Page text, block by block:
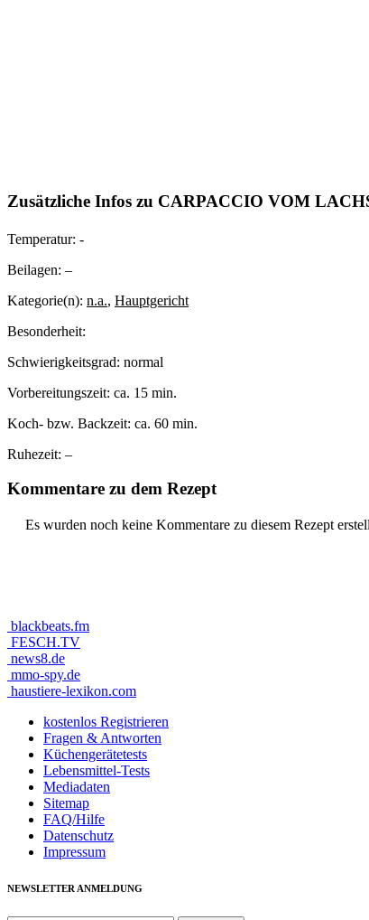
Zusätzliche Infos zu CARPACCIO VOM
Temperatur: -
Beilagen: –
Kategorie(n): n.a., Hauptgericht
Besonderheit:
Schwierigkeitsgrad: normal
Vorbereitungszeit: ca. 15 min.
Koch- bzw. Backzeit: ca. 60 min.
Ruhezeit: –
Kommentare zu dem Rezept
Es wurden noch keine Kommentare zu diesem Rezept
blackbeats.fm
FESCH.TV
news8.de
mmo-spy.de
haustiere-lexikon.com
kostenlos Registrieren
Fragen & Antworten
Küchengerätetests
Lebensmittel-Tests
Mediadaten
Sitemap
FAQ/Hilfe
Datenschutz
Impressum
NEWSLETTER ANMELDUNG